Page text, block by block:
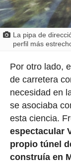
La pipa de
perfil más
Por otro lado,
de carretera
necesidad en
se asociaba
esta ciencia.
espectacular
propio túnel
construía en